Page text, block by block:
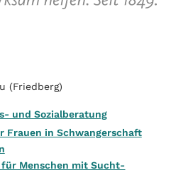
(Friedberg)
und Sozialberatung
Frauen in Schwangerschaft
für Menschen mit Sucht-